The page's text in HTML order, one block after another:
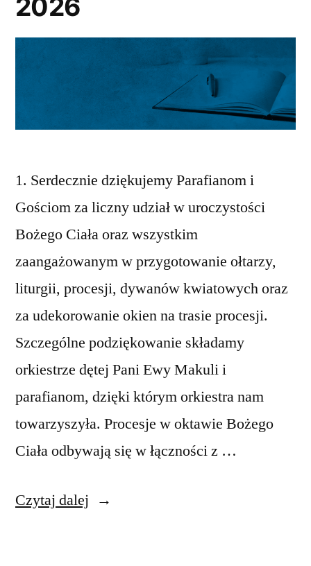
2026
1. Serdecznie dziękujemy Parafianom i
Gościom za liczny udział w uroczystości
Bożego Ciała oraz wszystkim
zaangażowanym w przygotowanie ołtarzy,
liturgii, procesji, dywanów kwiatowych oraz
za udekorowanie okien na trasie procesji.
Szczególne podziękowanie składamy
orkiestrze dętej Pani Ewy Makuli i
parafianom, dzięki którym orkiestra nam
towarzyszyła. Procesje w oktawie Bożego
Ciała odbywają się w łączności z …
Czytaj dalej „Ogłoszenia